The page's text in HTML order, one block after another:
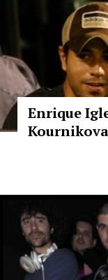
Enrique
Kournikova